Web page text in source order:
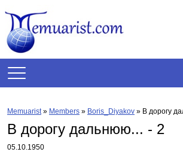
Memuarist» Members » Boris_Diyakov » В дорогу
В дорогу дальнюю... - 2
05.10.1950